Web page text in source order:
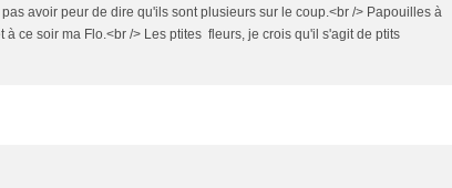
avoir peur de dire qu'ils sont plusieurs sur le coup.<br /> Papouilles à
ce soir ma Flo.<br /> Les ptites fleurs, je crois qu'il s'agit de ptits